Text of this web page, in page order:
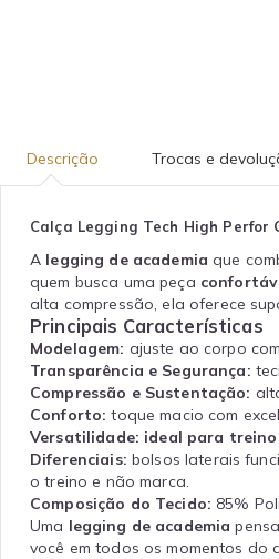
Descrição Trocas e
Calça Legging Tech High Perfor
A legging de academia que
quem busca uma peça
alta compressão, ela oferece
Principais Características
Modelagem: ajuste ao corpo
Transparência e Segurança:
Compressão e Sustentação:
Conforto: toque macio com
Versatilidade: ideal para treino
Diferenciais: bolsos laterais
o treino e não marca.
Composição do Tecido: 85%
Uma legging de academia
você em todos os momentos do